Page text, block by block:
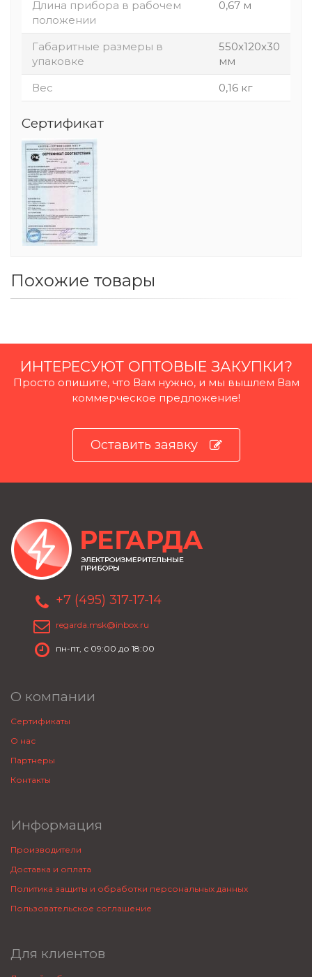
Длина прибора в рабочем
положении
0,67 м
Габаритные размеры в
упаковке
550x120x30
мм
Вес
0,16 кг
Сертификат
Похожие товары
ИНТЕРЕСУЮТ ОПТОВЫЕ ЗАКУПКИ?
Просто опишите, что Вам нужно, и мы вышлем Вам
коммерческое предложение!
Оставить заявку
+7 (495) 317-17-14
regarda.msk@inbox.ru
пн-пт, с 09:00 до 18:00
О компании
Сертификаты
О нас
Партнеры
Контакты
Информация
Производители
Доставка и оплата
Политика защиты и обработки персональных данных
Пользовательское соглашение
Для клиентов